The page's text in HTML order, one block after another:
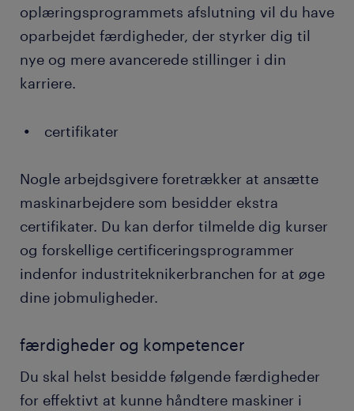
oplæringsprogrammets afslutning vil du have
oparbejdet færdigheder, der styrker dig til
nye og mere avancerede stillinger i din
karriere.
certifikater
Nogle arbejdsgivere foretrækker at ansætte
maskinarbejdere som besidder ekstra
certifikater. Du kan derfor tilmelde dig kurser
og forskellige certificeringsprogrammer
indenfor industriteknikerbranchen for at øge
dine jobmuligheder.
færdigheder og kompetencer
Du skal helst besidde følgende færdigheder
for effektivt at kunne håndtere maskiner i